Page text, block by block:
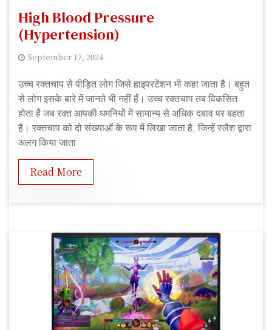
High Blood Pressure
(Hypertension)
September 17, 2024
u
s
h
m
उच्च रक्तचाप से पीड़ित लोग जिसे हाइपरटेंशन भी कहा जाता है। बहुत
से लोग इसके बारे में जानते भी नहीं हैं। उच्च रक्तचाप तब विकसित
होता है जब रक्त आपकी धमनियों में सामान्य से अधिक दबाव पर बहता
है। रक्तचाप को दो संख्याओं के रूप में लिखा जाता है, जिन्हें स्लैश द्वारा
अलग किया जाता
Read More